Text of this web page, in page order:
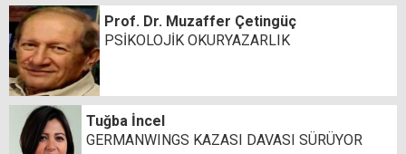
Prof. Dr. Muzaffer Çetingüç
PSİKOLOJİK OKURYAZARLIK
Tuğba İncel
GERMANWINGS KAZASI DAVASI SÜRÜYOR